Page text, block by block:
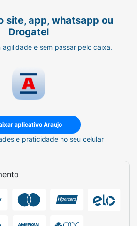
site, app, whatsapp ou
Drogatel
agilidade e sem passar pelo caixa.
aplicativo Araujo
e praticidade no seu celular